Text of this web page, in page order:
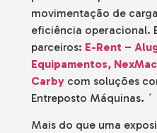
movimentação de
eficiência operacional.
parceiros: E-Rent –
Equipamentos,
Carby com soluções
Entreposto Máquinas. ´
Mais do que uma